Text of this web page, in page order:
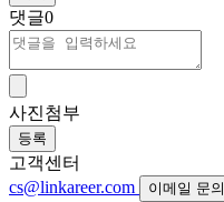
댓글0
사진첨부
등록
고객센터
cs@linkareer.com
이메일 문의